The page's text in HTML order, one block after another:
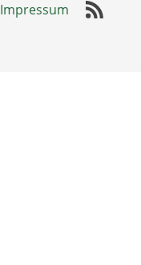
Impressum